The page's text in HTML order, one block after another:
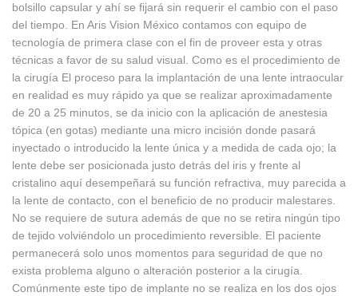
bolsillo capsular y ahí se fijará sin requerir el cambio con el paso
del tiempo. En Aris Vision México contamos con equipo de
tecnología de primera clase con el fin de proveer esta y otras
técnicas a favor de su salud visual. Como es el procedimiento de
la cirugía El proceso para la implantación de una lente intraocular
en realidad es muy rápido ya que se realizar aproximadamente
de 20 a 25 minutos, se da inicio con la aplicación de anestesia
tópica (en gotas) mediante una micro incisión donde pasará
inyectado o introducido la lente única y a medida de cada ojo; la
lente debe ser posicionada justo detrás del iris y frente al
cristalino aquí desempeñará su función refractiva, muy parecida a
la lente de contacto, con el beneficio de no producir malestares.
No se requiere de sutura además de que no se retira ningún tipo
de tejido volviéndolo un procedimiento reversible. El paciente
permanecerá solo unos momentos para seguridad de que no
exista problema alguno o alteración posterior a la cirugía.
Comúnmente este tipo de implante no se realiza en los dos ojos